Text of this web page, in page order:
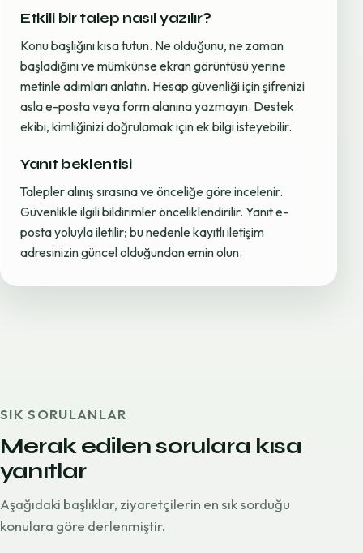
Etkili bir talep nasıl yazılır?
Konu başlığını kısa tutun. Ne olduğunu, ne zaman
başladığını ve mümkünse ekran görüntüsü yerine
metinle adımları anlatın. Hesap güvenliği için şifrenizi
asla e-posta veya form alanına yazmayın. Destek
ekibi, kimliğinizi doğrulamak için ek bilgi isteyebilir.
Yanıt beklentisi
Talepler alınış sırasına ve önceliğe göre incelenir.
Güvenlikle ilgili bildirimler önceliklendirilir. Yanıt e-
posta yoluyla iletilir; bu nedenle kayıtlı iletişim
adresinizin güncel olduğundan emin olun.
SIK SORULANLAR
Merak edilen sorulara kısa
yanıtlar
Aşağıdaki başlıklar, ziyaretçilerin en sık sorduğu
konulara göre derlenmiştir.